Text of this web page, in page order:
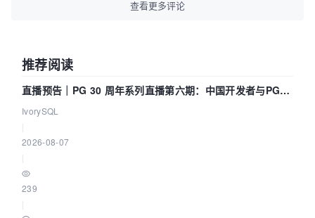
查看更多评论
推荐阅读
直播预告｜PG 30 周年系列直播第六期：中国开发者与PG内
核——我们改得动吗？我们贡献了什么？
IvorySQL
2026-08-07
239